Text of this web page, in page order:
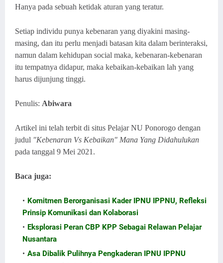
Hanya pada sebuah ketidak aturan yang teratur.
Setiap individu punya kebenaran yang diyakini masing-
masing, dan itu perlu menjadi batasan kita dalam berinteraksi,
namun dalam kehidupan social maka, kebenaran-kebenaran
itu tempatnya didapur, maka kebaikan-kebaikan lah yang
harus dijunjung tinggi.
Penulis: Abiwara
Artikel ini telah terbit di situs Pelajar NU Ponorogo dengan
judul "Kebenaran Vs Kebaikan" Mana Yang Didahulukan
pada tanggal 9 Mei 2021.
Baca juga:
Komitmen Berorganisasi Kader IPNU IPPNU, Refleksi
Prinsip Komunikasi dan Kolaborasi
Eksplorasi Peran CBP KPP Sebagai Relawan Pelajar
Nusantara
Asa Dibalik Pulihnya Pengkaderan IPNU IPPNU